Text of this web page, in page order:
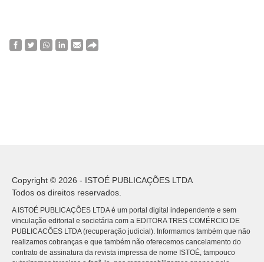
Copyright © 2026 - ISTOÉ PUBLICAÇÕES LTDA
Todos os direitos reservados.
A ISTOÉ PUBLICAÇÕES LTDA é um portal digital independente e sem
vinculação editorial e societária com a EDITORA TRES COMÉRCIO DE
PUBLICACÕES LTDA (recuperação judicial). Informamos também que não
realizamos cobranças e que também não oferecemos cancelamento do
contrato de assinatura da revista impressa de nome ISTOÉ, tampouco